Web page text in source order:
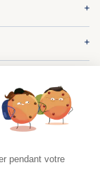
pendant votre